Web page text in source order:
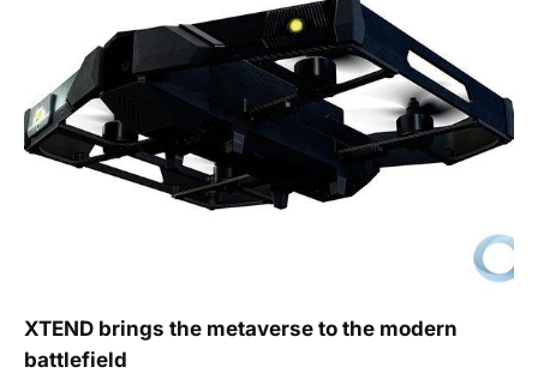
XTEND brings the metaverse to the modern
battlefield